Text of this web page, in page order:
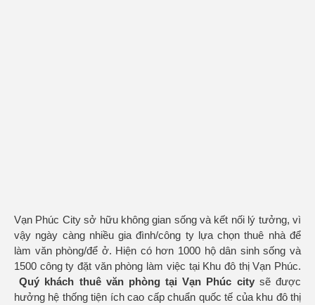
Vạn Phúc City sở hữu không gian sống và kết nối lý tưởng, vì
vậy ngày càng nhiều gia đình/công ty lựa chọn thuê nhà để
làm văn phòng/để ở. Hiện có hơn 1000 hộ dân sinh sống và
1500 công ty đặt văn phòng làm việc tại Khu đô thị Vạn Phúc.
Quý khách thuê văn phòng tại Vạn Phúc citysẽ được
hưởng hệ thống tiện ích cao cấp chuẩn quốc tế của khu đô thị